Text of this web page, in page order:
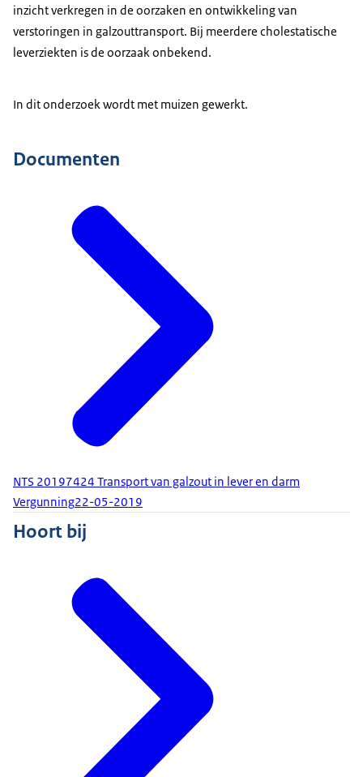
inzicht verkregen in de oorzaken en ontwikkeling van
verstoringen in galzouttransport. Bij meerdere cholestatische
leverziekten is de oorzaak onbekend.
In dit onderzoek wordt met muizen gewerkt.
Documenten
NTS 20197424 Transport van galzout in lever en darm
Vergunning22-05-2019
Hoort bij